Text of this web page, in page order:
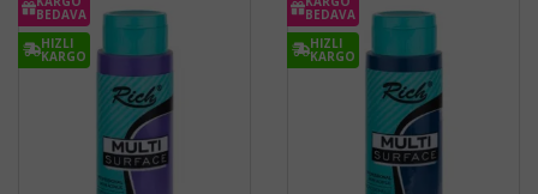
BEDAVA
HIZLI
KARGO
BEDAVA
HIZLI
KARGO